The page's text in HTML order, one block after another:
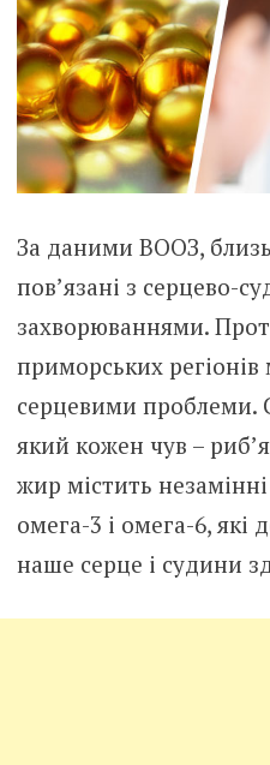
За даними ВООЗ,
пов’язані з серцево-
захворюваннями.
приморських
серцевими проблеми.
який кожен чув –
жир містить
омега-3 і омега-6, які
наше серце і судини